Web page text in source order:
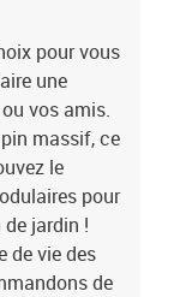
pour vous
une
vos amis.
massif, ce
le
pour
jardin !
de vie des
de